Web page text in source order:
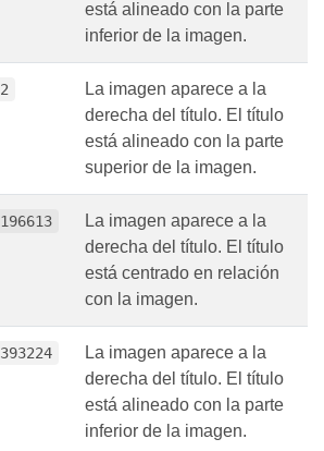
está alineado con la parte
inferior de la imagen.
2
La imagen aparece a la
derecha del título. El título
está alineado con la parte
superior de la imagen.
196613
La imagen aparece a la
derecha del título. El título
está centrado en relación
con la imagen.
393224
La imagen aparece a la
derecha del título. El título
está alineado con la parte
inferior de la imagen.